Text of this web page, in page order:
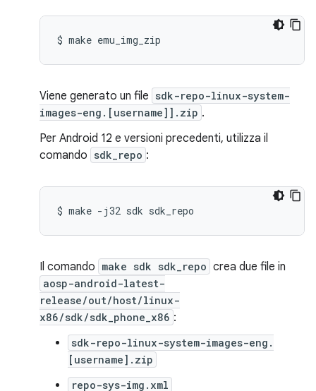
$ make
Viene generato un file sdk-repo-linux-system-
images-eng.[username]].zip .
Per Android 12 e versioni precedenti, utilizza il
comando sdk_repo :
$ make -j32 sdk
Il comando make sdk sdk_repo crea due file in
aosp-android-latest-
release/out/host/linux-
x86/sdk/sdk_phone_x86 :
sdk-repo-linux-system-images-eng.
[username].zip
repo-sys-img.xml